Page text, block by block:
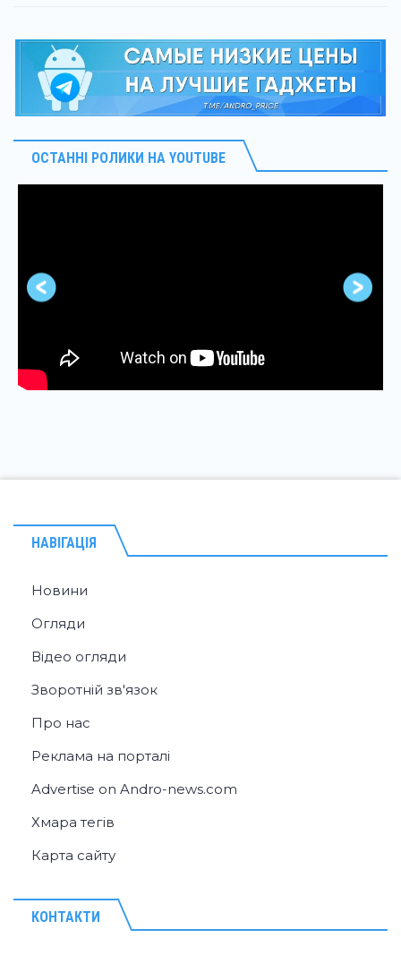
ОСТАННІ РОЛИКИ НА YOUTUBE
НАВІГАЦІЯ
Новини
Огляди
Відео огляди
Зворотній зв'язок
Про нас
Реклама на порталі
Advertise on Andro-news.com
Хмара тегів
Карта сайту
КОНТАКТИ